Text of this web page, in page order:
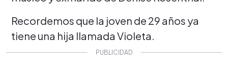
Recordemos que la joven de 29 años ya
tiene una hija llamada Violeta.